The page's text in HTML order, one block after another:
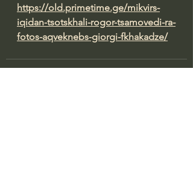
https://old.primetime.ge/mikvirs-
iqidan-tsotskhali-rogor-tsamovedi-ra-
fotos-aqveknebs-giorgi-fkhakadze/